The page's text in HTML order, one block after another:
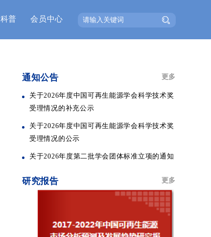
科普 会员中心
通知公告 更多
关于2026年度中国可再生能源学会科学技术奖
受理情况的补充公示
关于2026年度中国可再生能源学会科学技术奖
受理情况的公示
关于2026年度第二批学会团体标准立项的通知
研究报告 更多